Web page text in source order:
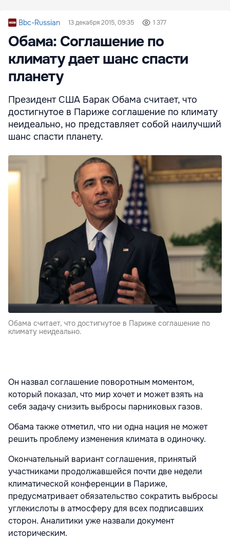
Bbc-Russian 13 декабря 2015, 09:35 1 377
Обама: Соглашение по
климату дает шанс спасти
планету
Президент США Барак Обама считает, что
достигнутое в Париже соглашение по климату
неидеально, но представляет собой наилучший
шанс спасти планету.
Обама считает, что достигнутое в Париже соглашение по
климату неидеально.
Он назвал соглашение поворотным моментом,
который показал, что мир хочет и может взять на
себя задачу снизить выбросы парниковых газов.
Обама также отметил, что ни одна нация не может
решить проблему изменения климата в одиночку.
Окончательный вариант соглашения, принятый
участниками продолжавшейся почти две недели
климатической конференции в Париже,
предусматривает обязательство сократить выбросы
углекислоты в атмосферу для всех подписавших
сторон. Аналитики уже назвали документ
историческим.